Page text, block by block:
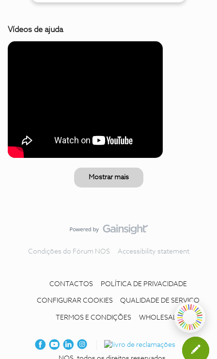
Vídeos de ajuda
Mostrar mais
Condições do Fórum NOS Accessibility statement
CONTACTOS POLÍTICA DE PRIVACIDADE
CONFIGURAR COOKIES QUALIDADE DE SERVIÇO
TERMOS E CONDIÇÕES WHOLESALE